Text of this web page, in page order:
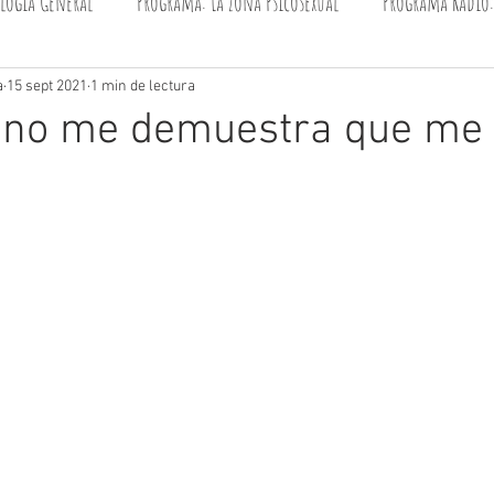
Pregunta Curiosa Sexualidad
me demuestra que
15 sept 2021 1 min de lectura